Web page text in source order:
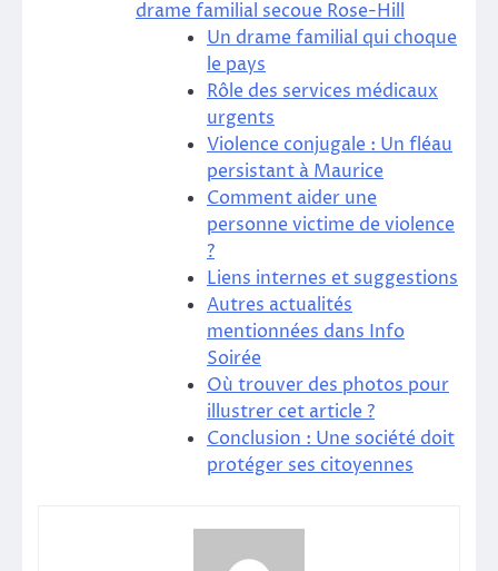
drame familial secoue Rose-Hill
Un drame familial qui choque
le pays
Rôle des services médicaux
urgents
Violence conjugale : Un fléau
persistant à Maurice
Comment aider une
personne victime de violence
?
Liens internes et suggestions
Autres actualités
mentionnées dans Info
Soirée
Où trouver des photos pour
illustrer cet article ?
Conclusion : Une société doit
protéger ses citoyennes